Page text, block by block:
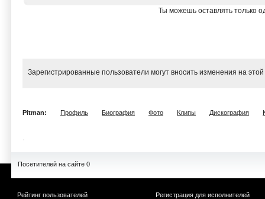
Ты можешь оставлять только
Зарегистрированные пользователи могут вносить изменения на
Pitman: Профиль Биография Фото Клипы Дискография
Посетителей на сайте 0
Рейтинг пользователей
Регистрация для исполнителей